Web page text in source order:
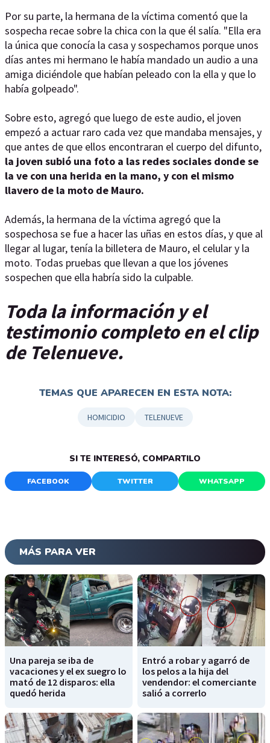
Por su parte, la hermana de la víctima comentó que la
sospecha recae sobre la chica con la que él salía. "Ella era
la única que conocía la casa y sospechamos porque unos
días antes mi hermano le había mandado un audio a una
amiga diciéndole que habían peleado con la ella y que lo
había golpeado".
Sobre esto, agregó que luego de este audio, el joven
empezó a actuar raro cada vez que mandaba mensajes, y
que antes de que ellos encontraran el cuerpo del difunto,
la joven subió una foto a las redes sociales donde se
la ve con una herida en la mano, y con el mismo
llavero de la moto de Mauro.
Además, la hermana de la víctima agregó que la
sospechosa se fue a hacer las uñas en estos días, y que al
llegar al lugar, tenía la billetera de Mauro, el celular y la
moto. Todas pruebas que llevan a que los jóvenes
sospechen que ella habría sido la culpable.
Toda la información y el
testimonio completo en el clip
de Telenueve.
TEMAS QUE APARECEN EN ESTA NOTA:
HOMICIDIO TELENUEVE
SI TE INTERESÓ, COMPARTILO
FACEBOOK TWITTER WHATSAPP
MÁS PARA VER
Una pareja se iba de
vacaciones y el ex suegro lo
mató de 12 disparos: ella
quedó herida
Entró a robar y agarró de
los pelos a la hija del
vendendor: el comerciante
salió a correrlo